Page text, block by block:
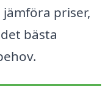
priser,
bästa